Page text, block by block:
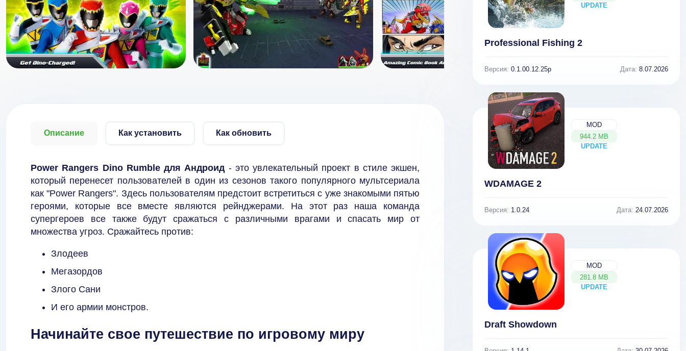
Описание Как установить Как обновить
Power Rangers Dino Rumble для Андроид - это увлекательный проект в стиле экшен,
который перенесет пользователей в один из сезонов такого популярного мультсериала
как "Power Rangers". Здесь пользователям предстоит встретиться с уже знакомыми пятью
героями, которые все вместе являются рейнджерами. На этот раз наша команда
супергероев все также будут сражаться с различными врагами и спасать мир от
множества угроз. Сражайтесь против:
Злодеев
Мегазордов
Злого Сани
И его армии монстров.
Начинайте свое путешествие по игровому миру
UPDATE
NEW
Professional Fishing 2
Версия: 0.1.00.12.25p Дата: 8.07.2026
MOD
944.2 MB
UPDATE
NEW
WDAMAGE 2
Версия: 1.0.24 Дата: 24.07.2026
MOD
281.8 MB
UPDATE
NEW
Draft Showdown